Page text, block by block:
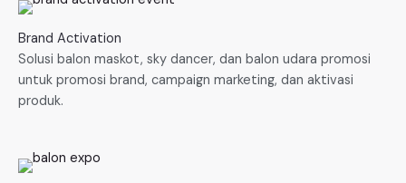
Brand Activation
Solusi balon maskot, sky dancer, dan balon udara promosi
untuk promosi brand, campaign marketing, dan aktivasi
produk.